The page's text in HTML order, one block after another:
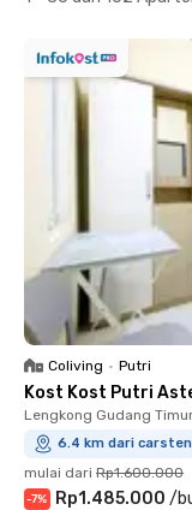
Coliving • Putri
Kost Kost Putri
Lengkong Gudang
6.4 km dari
mulai dari Rp1.600.000
-7% Rp1.485.000 /